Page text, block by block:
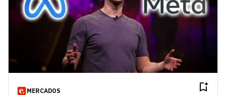
MERCADOS